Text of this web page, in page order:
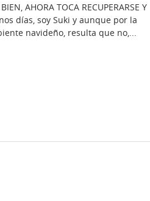
AHORA TOCA RECUPERARSE Y
días, soy Suki y aunque por la
navideño, resulta que no,...